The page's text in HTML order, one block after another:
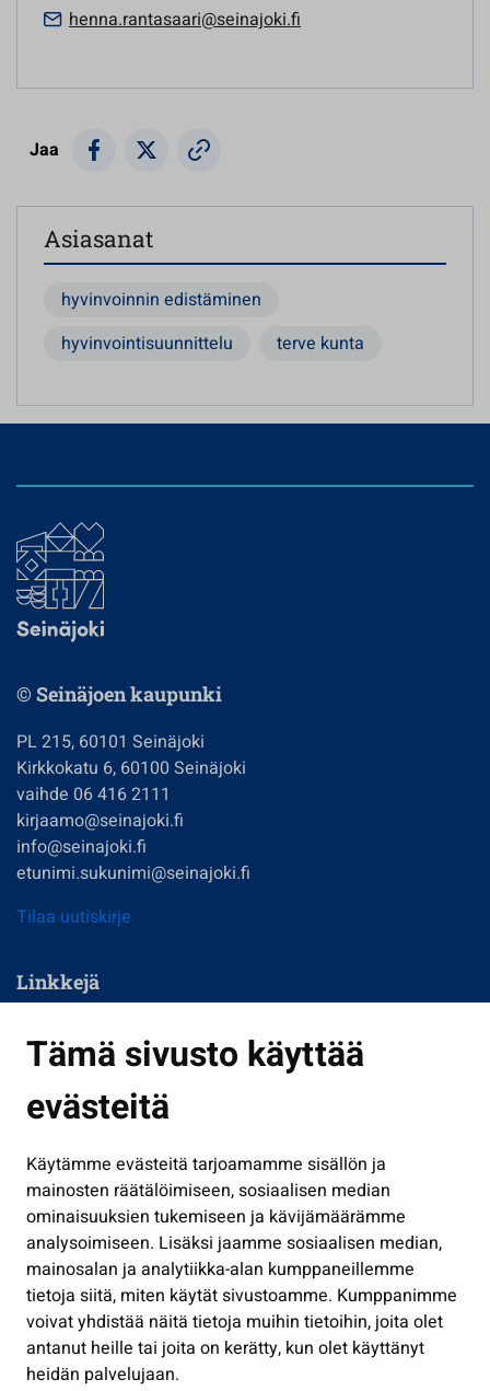
Tämä sivusto käyttää
evästeitä
Käytämme evästeitä tarjoamamme sisällön ja
mainosten räätälöimiseen, sosiaalisen median
ominaisuuksien tukemiseen ja kävijämäärämme
analysoimiseen. Lisäksi jaamme sosiaalisen median,
mainosalan ja analytiikka-alan kumppaneillemme
tietoja siitä, miten käytät sivustoamme. Kumppanimme
voivat yhdistää näitä tietoja muihin tietoihin, joita olet
antanut heille tai joita on kerätty, kun olet käyttänyt
heidän palvelujaan.
henna.rantasaari@seinajoki.fi
Jaa
Asiasanat
hyvinvoinnin edistäminen
hyvinvointisuunnittelu
terve kunta
© Seinäjoen kaupunki
PL 215, 60101 Seinäjoki
Kirkkokatu 6, 60100 Seinäjoki
vaihde 06 416 2111
kirjaamo@seinajoki.fi
info@seinajoki.fi
etunimi.sukunimi@seinajoki.fi
Tilaa uutiskirje
Linkkejä
Kasvatus ja opetus
Kulttuuri ja liikunta
Työ ja yrittäminen
Osallistu ja asioi
Näytä omat evästeasetukseni
Seuraa meitä